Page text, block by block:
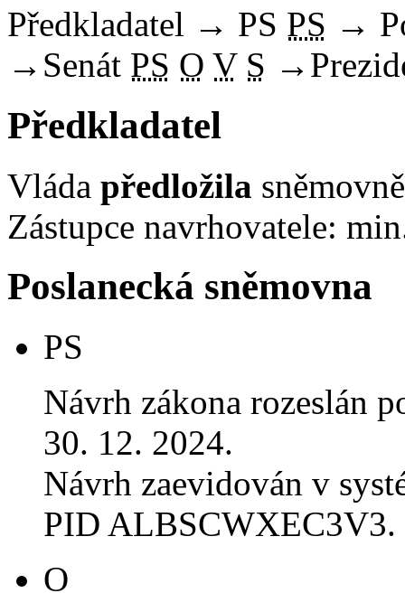
Předkladatel → PS PS →
→ Senát PS O V S →
Předkladatel
Vláda předložila
Zástupce navrhovatele:
Poslanecká sněmovna
PS
Návrh zákona rozeslán
30. 12. 2024.
Návrh zaevidován v
PID ALBSCWXEC3V3.
O